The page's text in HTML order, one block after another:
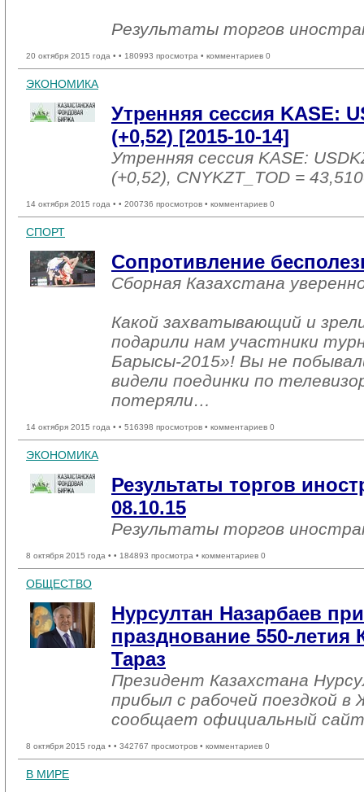
Результаты торгов
20 октября 2015 года • • 180993 просмотра • комментариев 0
ЭКОНОМИКА
Утренняя сессия KASE:
(+0,52) [2015-10-14]
Утренняя сессия KASE:
(+0,52), CNYKZT_TOD =
14 октября 2015 года • • 200736 просмотров • комментариев 0
СПОРТ
Сопротивление
Сборная Казахстана
Какой захватывающий и
подарили нам участники
Барысы-2015»! Вы не
видели поединки по
потеряли…
14 октября 2015 года • • 516398 просмотров • комментариев 0
ЭКОНОМИКА
Результаты торгов
08.10.15
Результаты торгов
8 октября 2015 года • • 184893 просмотра • комментариев 0
ОБЩЕСТВО
Нурсултан Назарбаев
празднование 550-летия
Тараз
Президент Казахстана
прибыл с рабочей поездкой
сообщает официальный
8 октября 2015 года • • 342767 просмотров • комментариев 0
В МИРЕ